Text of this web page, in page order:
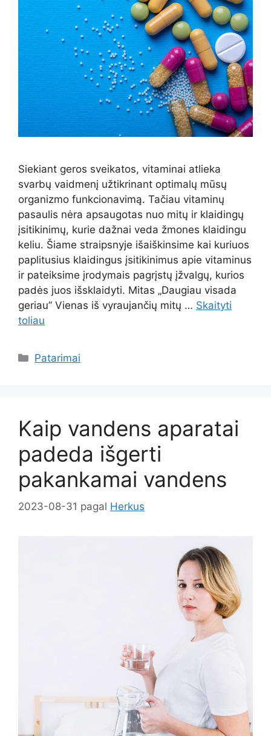
Siekiant geros sveikatos, vitaminai atlieka
svarbų vaidmenį užtikrinant optimalų mūsų
organizmo funkcionavimą. Tačiau vitaminų
pasaulis nėra apsaugotas nuo mitų ir klaidingų
įsitikinimų, kurie dažnai veda žmones klaidingu
keliu. Šiame straipsnyje išaiškinsime kai kuriuos
paplitusius klaidingus įsitikinimus apie vitaminus
ir pateiksime įrodymais pagrįstų įžvalgų, kurios
padės juos išsklaidyti. Mitas „Daugiau visada
geriau” Vienas iš vyraujančių mitų … Skaityti
toliau
Kategorijos
Patarimai
Kaip vandens aparatai
padeda išgerti
pakankamai vandens
2023-08-31 pagal Herkus